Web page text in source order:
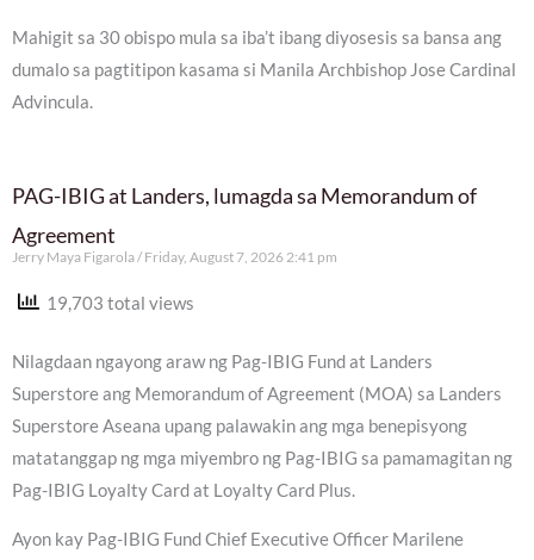
Mahigit sa 30 obispo mula sa iba’t ibang diyosesis sa bansa ang
dumalo sa pagtitipon kasama si Manila Archbishop Jose Cardinal
Advincula.
PAG-IBIG at Landers, lumagda sa Memorandum of
Agreement
Jerry Maya Figarola Friday, August 7, 2026 2:41 pm
19,703 total views
Nilagdaan ngayong araw ng Pag-IBIG Fund at Landers
Superstore ang Memorandum of Agreement (MOA) sa Landers
Superstore Aseana upang palawakin ang mga benepisyong
matatanggap ng mga miyembro ng Pag-IBIG sa pamamagitan ng
Pag-IBIG Loyalty Card at Loyalty Card Plus.
Ayon kay Pag-IBIG Fund Chief Executive Officer Marilene